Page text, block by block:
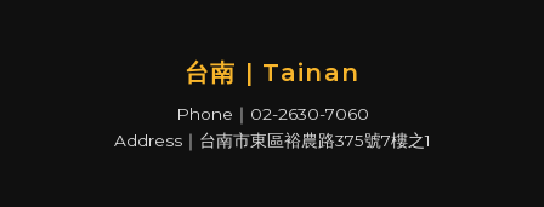
台南 | Tainan
Phone｜02-2630-7060
Address｜台南市東區裕農路375號7樓之1